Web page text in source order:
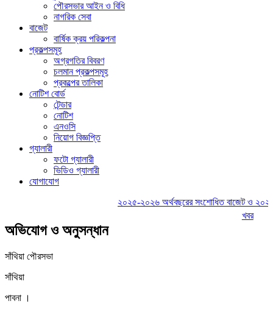
পৌরসভার আইন ও বিধি
নাগরিক সেবা
বাজেট
বার্ষিক ক্রয় পরিকল্পনা
প্রকল্পসমূহ
অগ্রগতির বিবরণ
চলমান প্রকল্পসমূহ
প্রকল্পের তালিকা
নোটিশ বোর্ড
টেন্ডার
নোটিশ
এনওসি
নিয়োগ বিজ্ঞপ্তি
গ্যালারী
ফটো গ্যালারী
ভিডিও গ্যালারী
যোগাযোগ
২০২৫-২০২৬ অর্থবছরের সংশোধিত বাজেট ও
খবর
অভিযোগ ও অনুসন্ধান
সাঁথিয়া পৌরসভা
সাঁথিয়া
পাবনা ।